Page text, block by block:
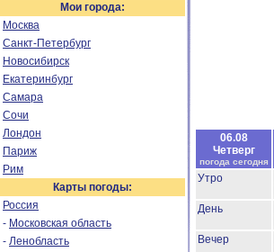
Мои города:
Москва
Санкт-Петербург
Новосибирск
Екатеринбург
Самара
Сочи
Лондон
Париж
Рим
Карты погоды:
Россия
- Московская область
- Ленобласть
06.08
Четверг
погода сегодня
Утро
День
Вечер